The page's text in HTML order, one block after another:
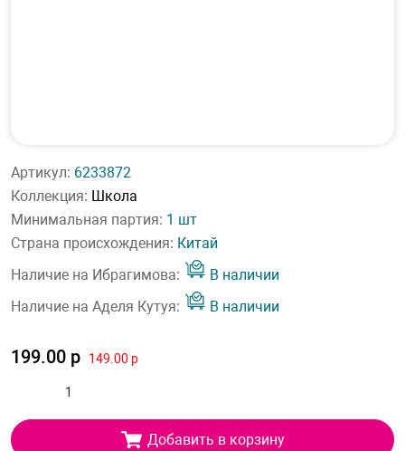
Артикул: 6233872
Коллекция: Школа
Минимальная партия: 1 шт
Страна происхождения: Китай
Наличие на Ибрагимова:
В наличии
Наличие на Аделя Кутуя:
В наличии
199.00 р 149.00 р
Добавить в корзину